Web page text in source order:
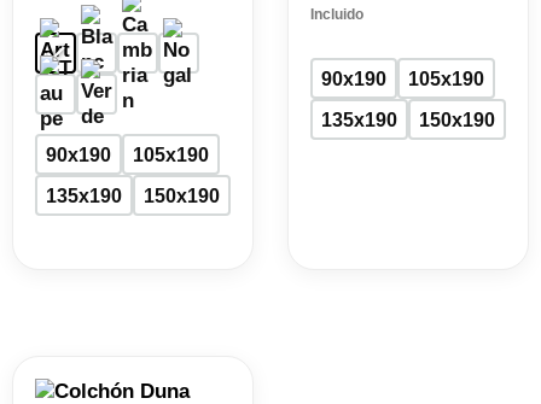
90x190
105x190
135x190
150x190
Incluido
90x190
105x190
135x190
150x190